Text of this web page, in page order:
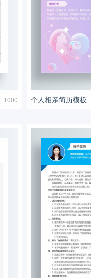
1000 个人相亲简历模板